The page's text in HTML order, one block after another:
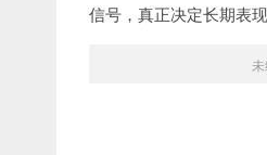
信号，真正决定长期表